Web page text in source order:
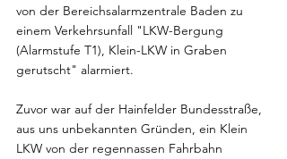
von der Bereichsalarmzentrale Baden zu
einem Verkehrsunfall "LKW-Bergung
(Alarmstufe T1), Klein-LKW in Graben
gerutscht" alarmiert.
Zuvor war auf der Hainfelder Bundesstraße,
aus uns unbekannten Gründen, ein Klein
LKW von der regennassen Fahrbahn